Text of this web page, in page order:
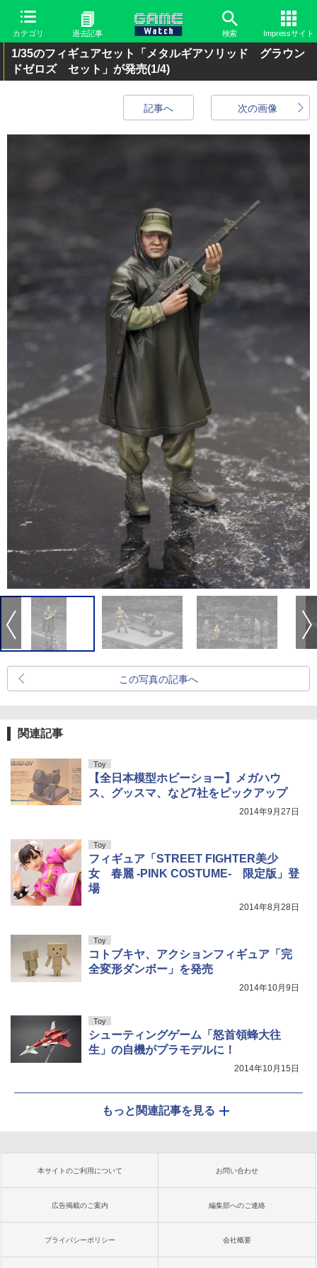
カテゴリ 過去記事 検索 Impressサイト
1/35のフィギュアセット「メタルギアソリッド グラウン
ドゼロズ セット」が発売(1/4)
次の画像
記事へ
この写真の記事へ
関連記事
Toy
【全日本模型ホビーショー】メガハウ
ス、グッスマ、など7社をピックアップ
2014年9月27日
Toy
フィギュア「STREET FIGHTER美少
女 春麗 -PINK COSTUME- 限定版」登
場
2014年8月28日
Toy
コトブキヤ、アクションフィギュア「完
全変形ダンボー」を発売
2014年10月9日
Toy
シューティングゲーム「怒首領蜂大往
生」の自機がプラモデルに！
2014年10月15日
もっと関連記事を見る
本サイトのご利用について お問い合わせ
広告掲載のご案内 編集部へのご連絡
プライバシーポリシー 会社概要